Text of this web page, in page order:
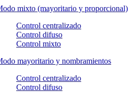
mixto (mayoritario y proporcional)
Control centralizado
Control difuso
Control mixto
mayoritario y nombramientos
Control centralizado
Control difuso